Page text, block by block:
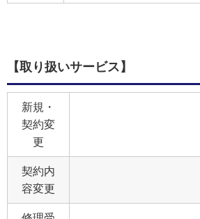
【取り扱いサービス】
新規・
契約変
更
契約内
容変更